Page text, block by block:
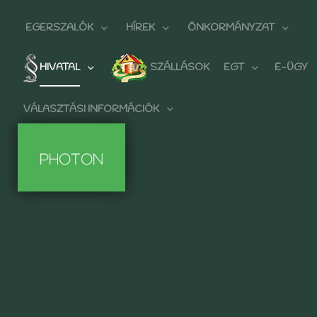
EGERSZALÓK HÍREK ÖNKORMÁNYZAT
HIVATAL SZÁLLÁSOK EGT E-ÜGY
VÁLASZTÁSI INFORMÁCIÓK